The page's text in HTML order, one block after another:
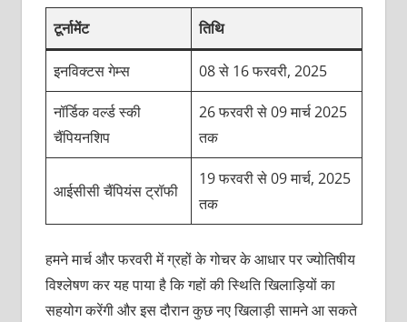
टूर्नामेंट तिथि
इनविक्‍टस गेम्‍स 08 से 16 फरवरी, 2025
नॉर्डिक वर्ल्‍ड स्‍की
चैंपियनशिप
26 फरवरी से 09 मार्च 2025
तक
आईसीसी चैंपियंस ट्रॉफी
19 फरवरी से 09 मार्च, 2025
तक
हमने मार्च और फरवरी में ग्रहों के गोचर के आधार पर ज्‍योतिषीय
विश्‍लेषण कर यह पाया है कि गहों की स्थिति खिलाड़ियों का
सहयोग करेंगी और इस दौरान कुछ नए खिलाड़ी सामने आ सकते